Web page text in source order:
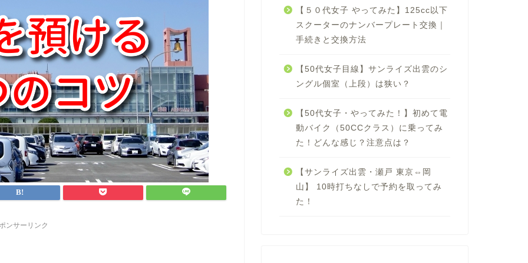
ンサーリンク
【５０代女子 やってみた】125cc以下
スクーターのナンバープレート交換｜
手続きと交換方法
【50代女子目線】サンライズ出雲のシ
ングル個室（上段）は狭い？
【50代女子・やってみた！】初めて電
動バイク（50CCクラス）に乗ってみ
た！どんな感じ？注意点は？
【サンライズ出雲・瀬戸 東京⇔岡
山】 10時打ちなしで予約を取ってみ
た！